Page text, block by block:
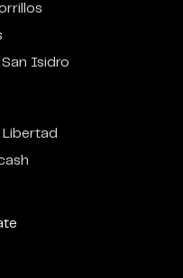
San Isidro
Libertad